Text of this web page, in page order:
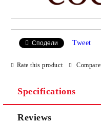
Сподели Tweet
Rate this product Compare
Specifications
Reviews